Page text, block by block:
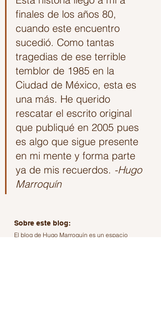
finales de los años 80,
cuando este encuentro
sucedió. Como tantas
tragedias de ese terrible
temblor de 1985 en la
Ciudad de México, esta es
una más. He querido
rescatar el escrito original
que publiqué en 2005 pues
es algo que sigue presente
en mi mente y forma parte
ya de mis recuerdos. -Hugo
Marroquín
Sobre este blog:
El blog de Hugo Marroquín es un espacio